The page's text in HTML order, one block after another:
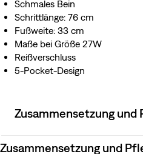
Schmales Bein
Schrittlänge: 76 cm
Fußweite: 33 cm
Maße bei Größe 27W
Reißverschluss
5-Pocket-Design
Zusammensetzung und
Zusammensetzung und